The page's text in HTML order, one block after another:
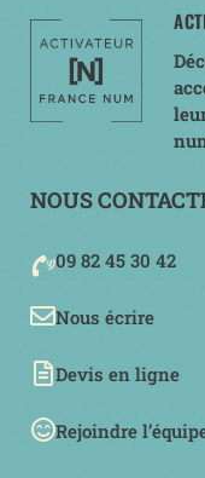
NOUS
09 82 45 30 42
Nous écrire
Devis en ligne
Rejoindre